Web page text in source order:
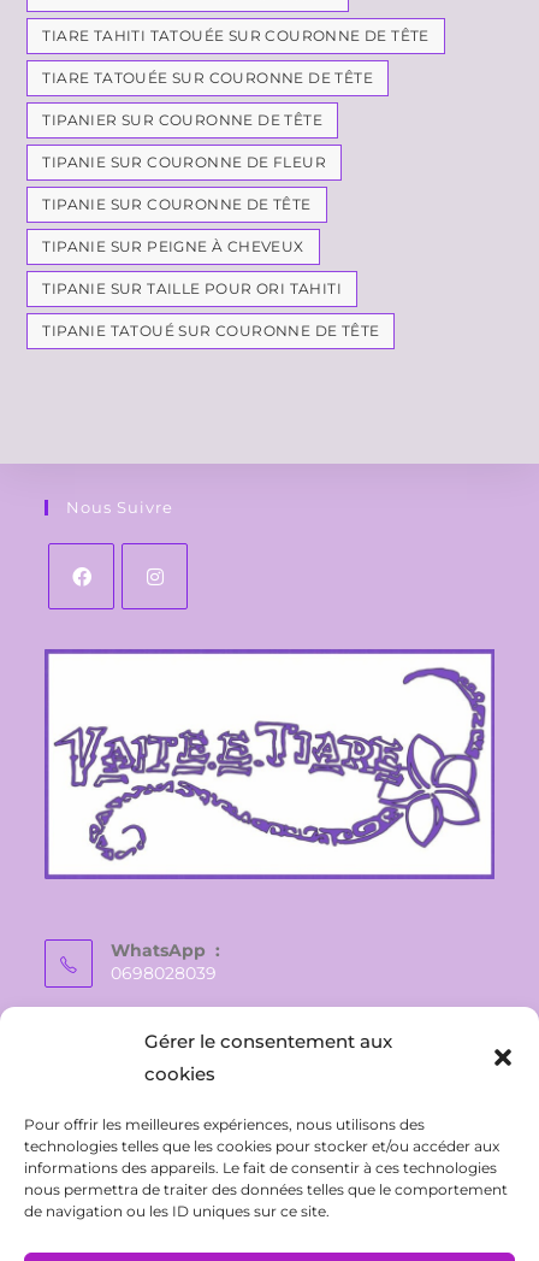
Gérer le consentement aux
cookies
Pour offrir les meilleures expériences, nous utilisons des
technologies telles que les cookies pour stocker et/ou accéder aux
informations des appareils. Le fait de consentir à ces technologies
nous permettra de traiter des données telles que le comportement
de navigation ou les ID uniques sur ce site.
TIARE TAHITI TATOUÉE SUR COURONNE DE TÊTE
TIARE TATOUÉE SUR COURONNE DE TÊTE
TIPANIER SUR COURONNE DE TÊTE
TIPANIE SUR COURONNE DE FLEUR
TIPANIE SUR COURONNE DE TÊTE
TIPANIE SUR PEIGNE À CHEVEUX
TIPANIE SUR TAILLE POUR ORI TAHITI
TIPANIE TATOUÉ SUR COURONNE DE TÊTE
Nous Suivre
WhatsApp :
0698028039
vaite.e.tiare@gmail.com